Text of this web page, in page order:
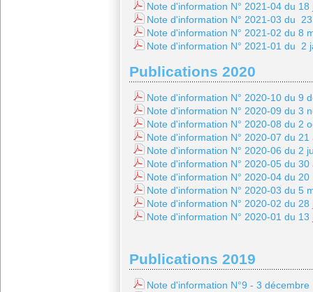
Note d'information N° 2021-04 du 18
Note d'information N° 2021-03 du
Note d'information N° 2021-02 du 8
Note d'information N° 2021-01 du 2
Publications 2020
Note d'information N° 2020-10 du 9
Note d'information N° 2020-09 du 3
Note d'information N° 2020-08 du 2
Note d'information N° 2020-07 du 21
Note d'information N° 2020-06 du 2
Note d'information N° 2020-05 du 30
Note d'information N° 2020-04 du 20
Note d'information N° 2020-03 du 5
Note d'information N° 2020-02 du 28
Note d'information N° 2020-01 du 13
Publications 2019
Note d'information N°9 - 3 décembre